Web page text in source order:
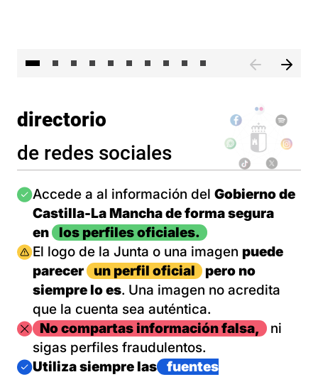
directorio
de redes sociales
Imagen
Accede a al información del Gobierno de
Castilla-La Mancha de forma segura
en
los perfiles oficiales.
Imagen
El logo de la Junta o una imagen puede
parecer
un perfil oficial
pero no
siempre lo es. Una imagen no acredita
que la cuenta sea auténtica.
ImagenNo compartas información falsa,
ni
sigas perfiles fraudulentos.
Imagen
Utiliza siempre las
fuentes